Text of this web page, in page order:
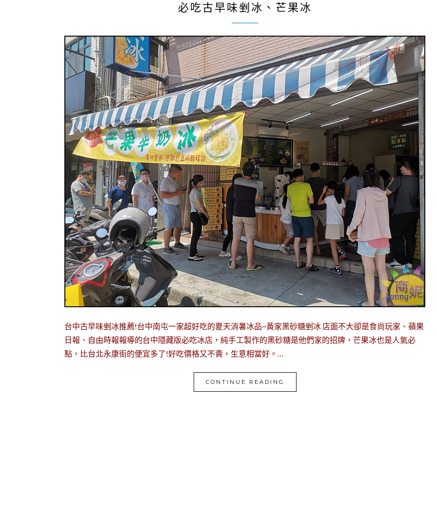
必吃古早味剉冰、芒果冰
台中古早味剉冰推薦!台中南屯一家超好吃的夏天消暑冰品~黃家黑砂糖剉冰 店面不大卻是食尚玩家、蘋果
日報、自由時報報導的台中隱藏版必吃冰店，純手工製作的黑砂糖是他們家的招牌，芒果冰也是人氣必
點，比台北永康街的便宜多了!好吃價格又不貴，生意相當好。…
CONTINUE READING